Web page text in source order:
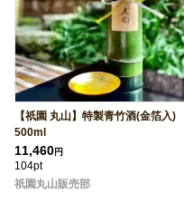
【祇園 丸山】特製青竹酒(金箔入)
500ml
11,460円
104pt
祇園丸山販売部